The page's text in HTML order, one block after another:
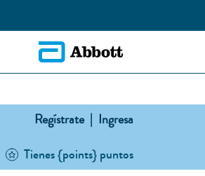
Regístrate | Ingresa
Tienes {points} puntos